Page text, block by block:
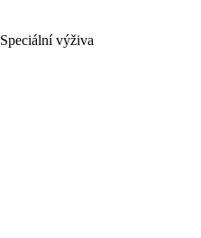
Speciální výživa